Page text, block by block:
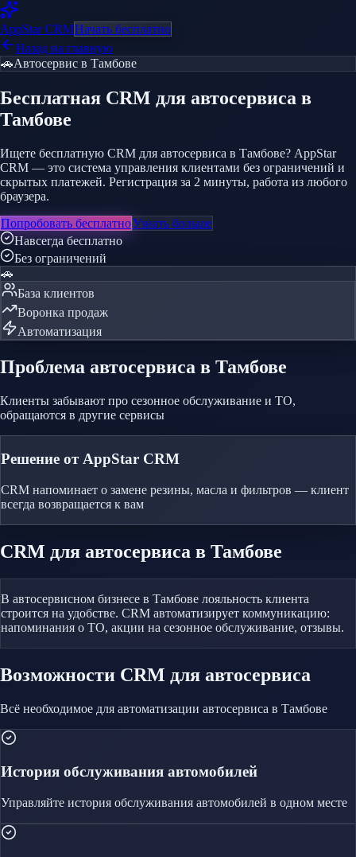
AppStarCRMНачать бесплатно
Назад на главную
🚗Автосервис в Тамбове
Бесплатная CRM для автосервиса в
Тамбове
Ищете бесплатную CRM для автосервиса в Тамбове? AppStar
CRM — это система управления клиентами без ограничений и
скрытых платежей. Регистрация за 2 минуты, работа из любого
браузера.
Попробовать бесплатноУзнать больше
Навсегда бесплатно
Без ограничений
🚗
База клиентов
Воронка продаж
Автоматизация
Проблема автосервиса в Тамбове
Клиенты забывают про сезонное обслуживание и ТО,
обращаются в другие сервисы
Решение от AppStar CRM
CRM напоминает о замене резины, масла и фильтров — клиент
всегда возвращается к вам
CRM для автосервиса в Тамбове
В автосервисном бизнесе в Тамбове лояльность клиента
строится на удобстве. CRM автоматизирует коммуникацию:
напоминания о ТО, акции на сезонное обслуживание, отзывы.
Возможности CRM для автосервиса
Всё необходимое для автоматизации автосервиса в Тамбове
История обслуживания автомобилей
Управляйте история обслуживания автомобилей в одном месте